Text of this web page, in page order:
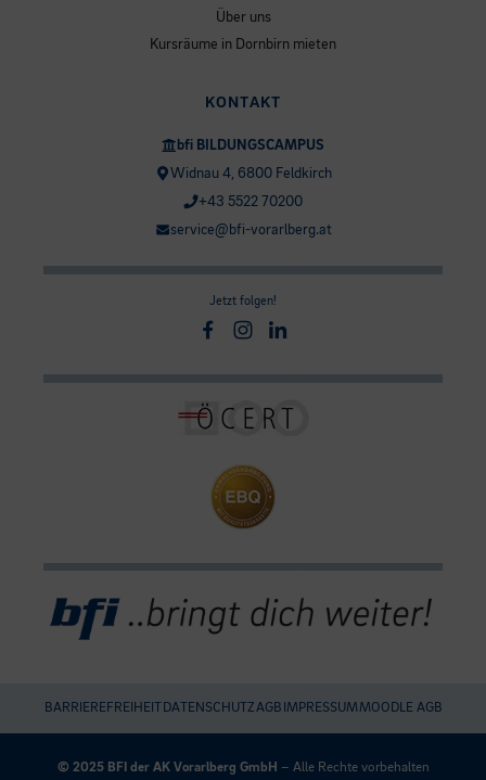
Über uns
Kursräume in Dornbirn mieten
KONTAKT
bfi BILDUNGSCAMPUS
Widnau 4, 6800 Feldkirch
+43 5522 70200
service@bfi-vorarlberg.at
Jetzt folgen!
Facebook
Instagram
Linkedin
BARRIEREFREIHEIT DATENSCHUTZAGB IMPRESSUMMOODLE AGB
© 2025 BFI der AK Vorarlberg GmbH – Alle Rechte vorbehalten
mit